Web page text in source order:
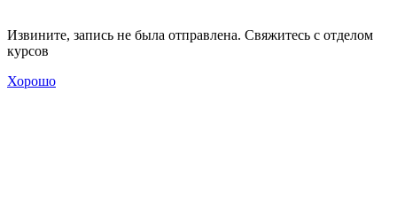
Извините, запись не была отправлена. Свяжитесь с отделом
курсов
Хорошо